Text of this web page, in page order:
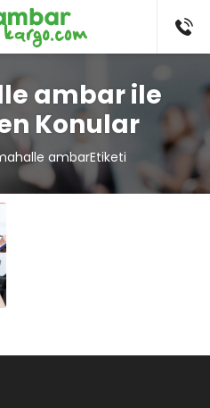
ambar ile
Konular
ambarEtiketi